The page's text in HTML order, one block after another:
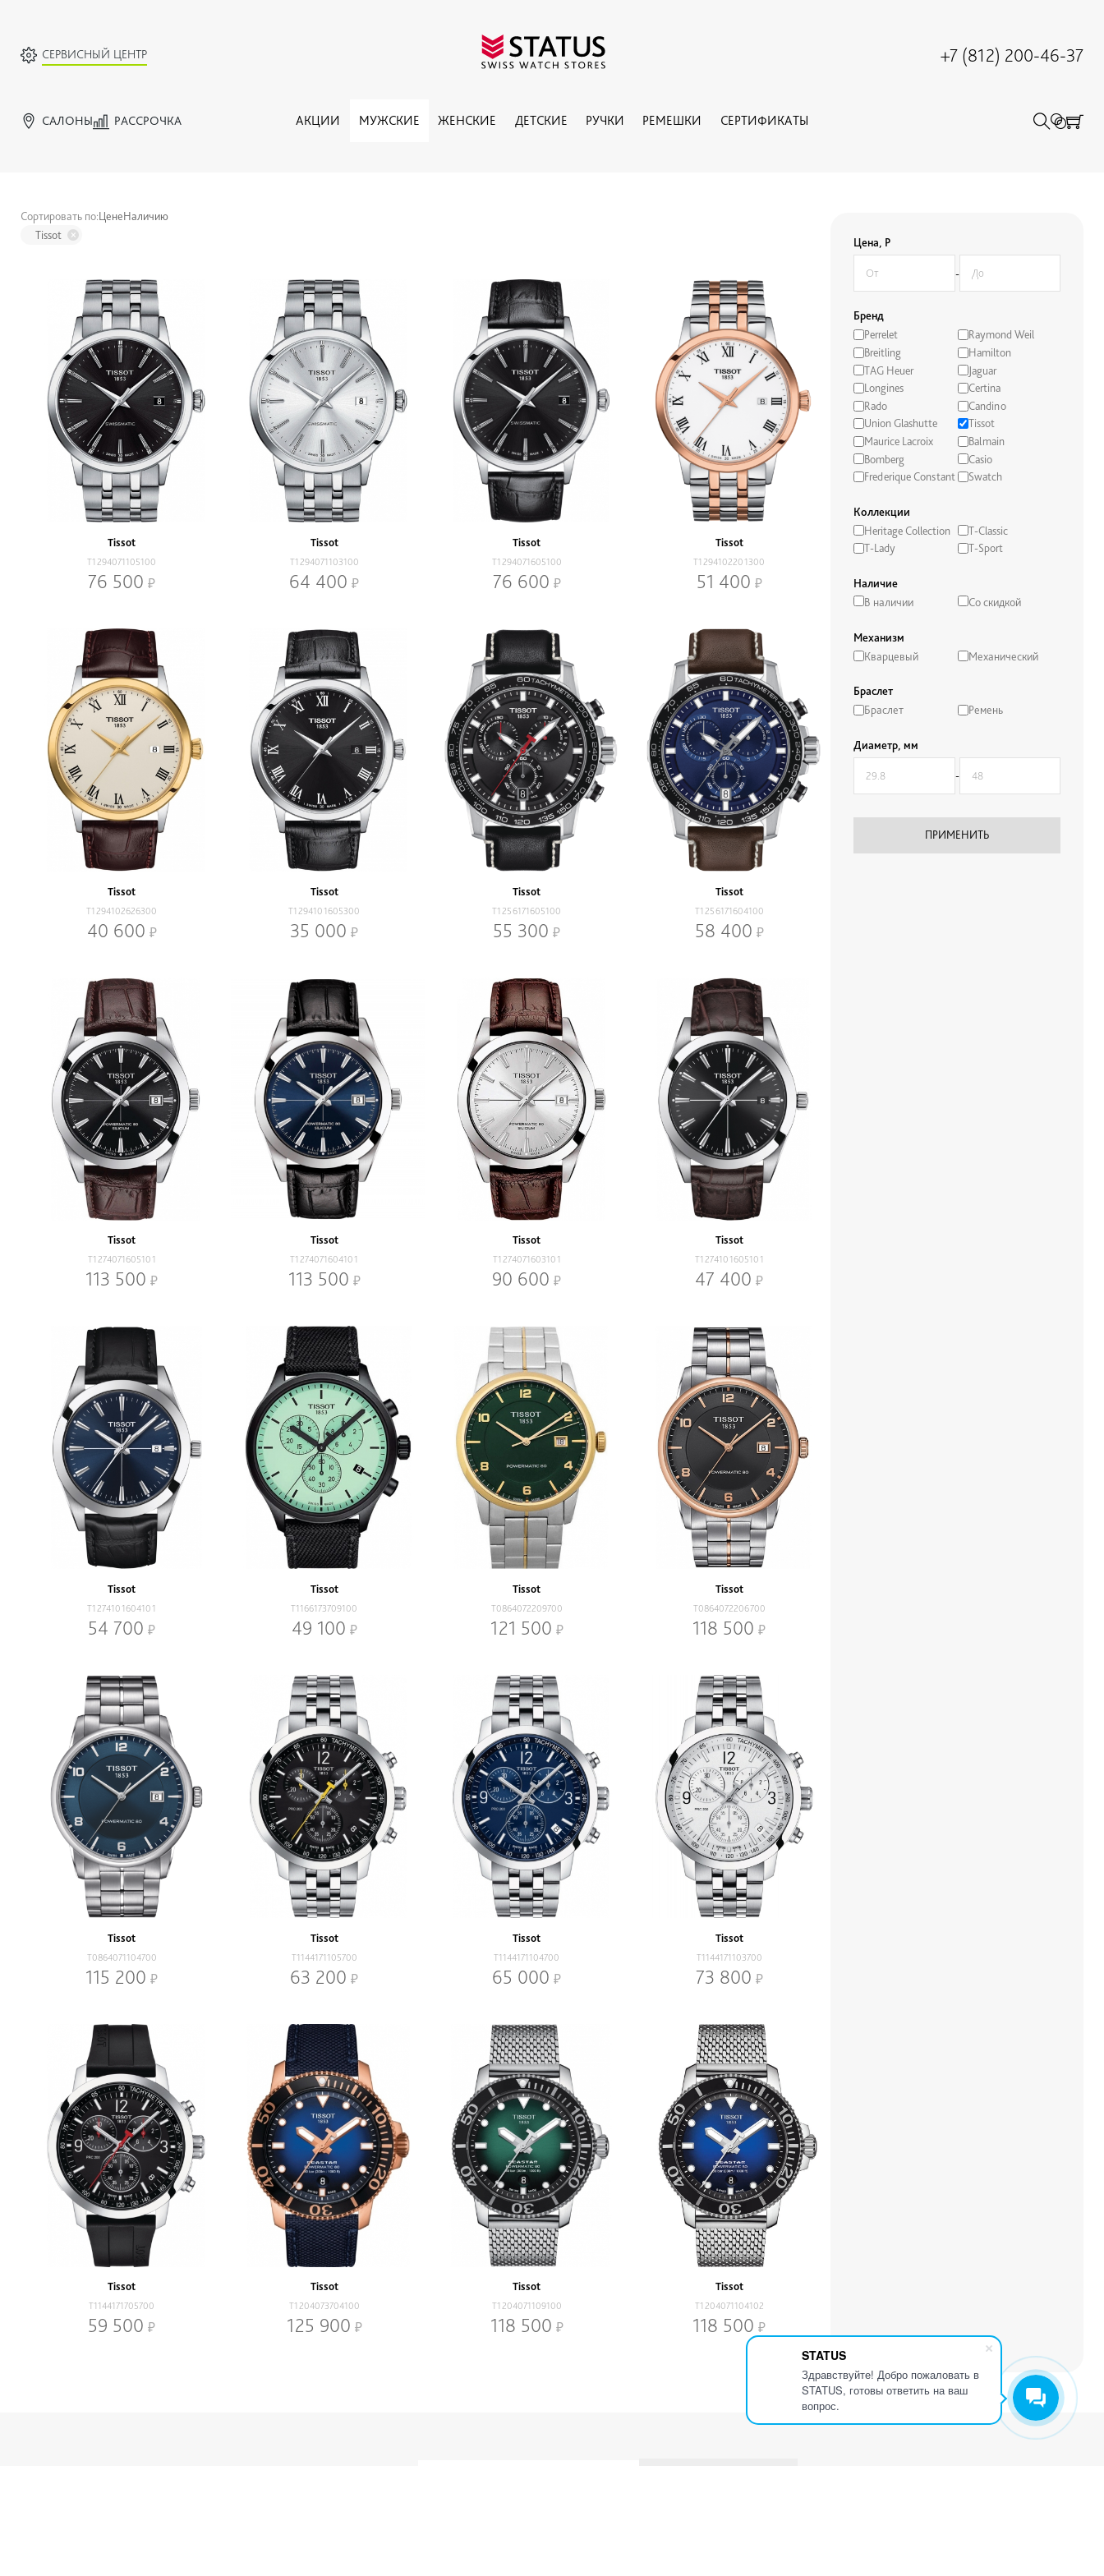
STATUS
Здравствуйте! Добро пожаловать в
STATUS, готовы ответить на ваш
вопрос.
СЕРВИСНЫЙ ЦЕНТР +7 (812) 200-46-37
САЛОНЫ РАССРОЧКА АКЦИИ МУЖСКИЕ ЖЕНСКИЕ ДЕТСКИЕ РУЧКИ РЕМЕШКИ СЕРТИФИКАТЫ
Цена, Р
-
Бренд
Perrelet
Breitling
TAG Heuer
Longines
Rado
Union Glashutte
Maurice Lacroix
Bomberg
Frederique Constant
Raymond Weil
Hamilton
Jaguar
Certina
Candino
Tissot
Balmain
Casio
Swatch
Коллекции
Heritage Collection
T-Lady
T-Classic
T-Sport
Наличие
В наличии
Со скидкой
Механизм
Кварцевый
Механический
Браслет
Браслет
Ремень
Диаметр, мм
-
Сортировать по:ЦенеНаличию
Tissot
Tissot
T1294071105100
76 500
Tissot
T1294071103100
64 400
Tissot
T1294071605100
76 600
Tissot
T1294102201300
51 400
Tissot
T1294102626300
40 600
Tissot
T1294101605300
35 000
Tissot
T1256171605100
55 300
Tissot
T1256171604100
58 400
Tissot
T1274071605101
113 500
Tissot
T1274071604101
113 500
Tissot
T1274071603101
90 600
Tissot
T1274101605101
47 400
Tissot
T1274101604101
54 700
Tissot
T1166173709100
49 100
Tissot
T0864072209700
121 500
Tissot
T0864072206700
118 500
Tissot
T0864071104700
115 200
Tissot
T1144171105700
63 200
Tissot
T1144171104700
65 000
Tissot
T1144171103700
73 800
Tissot
T1144171705700
59 500
Tissot
T1204073704100
125 900
Tissot
T1204071109100
118 500
Tissot
T1204071104102
118 500